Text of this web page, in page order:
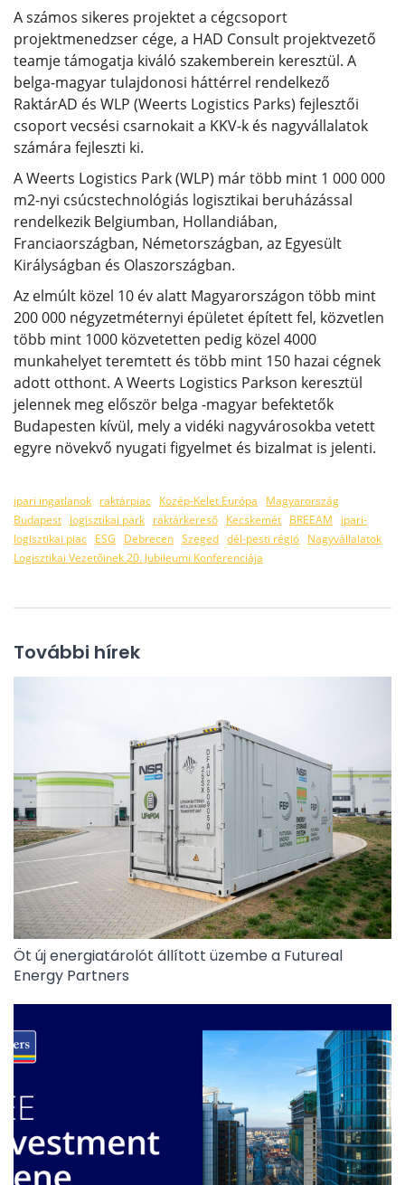
A számos sikeres projektet a cégcsoport
projektmenedzser cége, a HAD Consult projektvezető
teamje támogatja kiváló szakemberein keresztül. A
belga-magyar tulajdonosi háttérrel rendelkező
RaktárAD és WLP (Weerts Logistics Parks) fejlesztői
csoport vecsési csarnokait a KKV-k és nagyvállalatok
számára fejleszti ki.
A Weerts Logistics Park (WLP) már több mint 1 000 000
m2-nyi csúcstechnológiás logisztikai beruházással
rendelkezik Belgiumban, Hollandiában,
Franciaországban, Németországban, az Egyesült
Királyságban és Olaszországban.
Az elmúlt közel 10 év alatt Magyarországon több mint
200 000 négyzetméternyi épületet épített fel, közvetlen
több mint 1000 közvetetten pedig közel 4000
munkahelyet teremtett és több mint 150 hazai cégnek
adott otthont. A Weerts Logistics Parkson keresztül
jelennek meg először belga -magyar befektetők
Budapesten kívül, mely a vidéki nagyvárosokba vetett
egyre növekvő nyugati figyelmet és bizalmat is jelenti.
ipari ingatlanok raktárpiac Közép-Kelet Európa
Magyarország
Budapest logisztikai park raktárkereső Kecskemét BREEAM
ipari-
logisztikai piac ESG Debrecen Szeged dél-pesti régió Nagyvállalatok
Logisztikai Vezetőinek 20. Jubileumi Konferenciája
További hírek
Öt új energiatárolót állított üzembe a Futureal
Energy Partners